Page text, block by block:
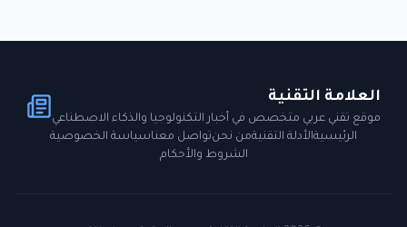
العلامة التقنية
موقع تقني عربي متخصص في أخبار التكنولوجيا والذكاء الاصطناعي
الرئيسيةالأدلة التقنيةمن نحنتواصل معناسياسة الخصوصية
الشروط والأحكام